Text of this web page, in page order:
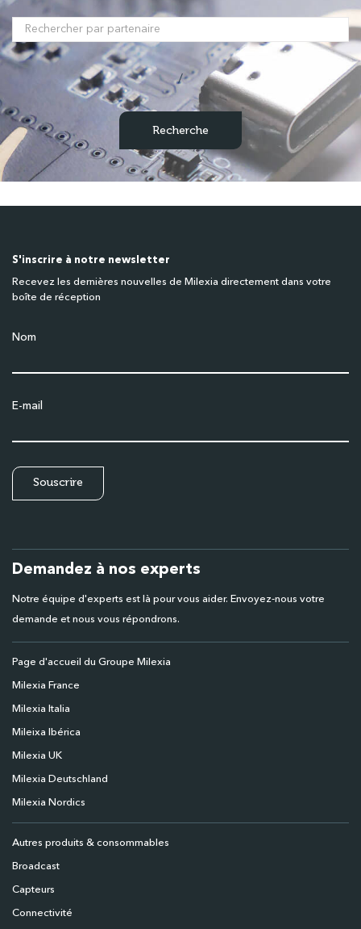
/
S'inscrire à notre newsletter
Recevez les dernières nouvelles de Milexia directement dans votre
boîte de réception
Nom
E-mail
Demandez à nos experts
Notre équipe d'experts est là pour vous aider. Envoyez-nous votre
demande et nous vous répondrons.
Page d'accueil du Groupe Milexia
Milexia France
Milexia Italia
Mileixa Ibérica
Milexia UK
Milexia Deutschland
Milexia Nordics
Autres produits & consommables
Broadcast
Capteurs
Connectivité